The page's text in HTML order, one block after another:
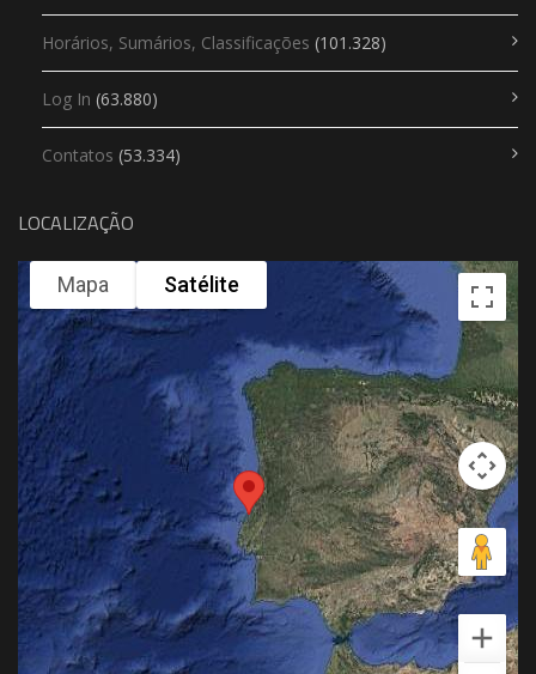
Horários, Sumários, Classificações (101.328)
Log In (63.880)
Contatos (53.334)
LOCALIZAÇÃO
Mapa Satélite